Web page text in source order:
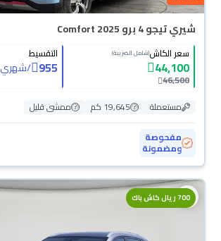
شيري تيجو 4 برو Comfort 2025
سعر الكاش(شامل الضريبة)
44,100
46,500
التقسيط
955
/شهري
مستعملة 19,645 كم
ممشى قليل
مفحوصة
ومضمونة
700 ريال كاش باك